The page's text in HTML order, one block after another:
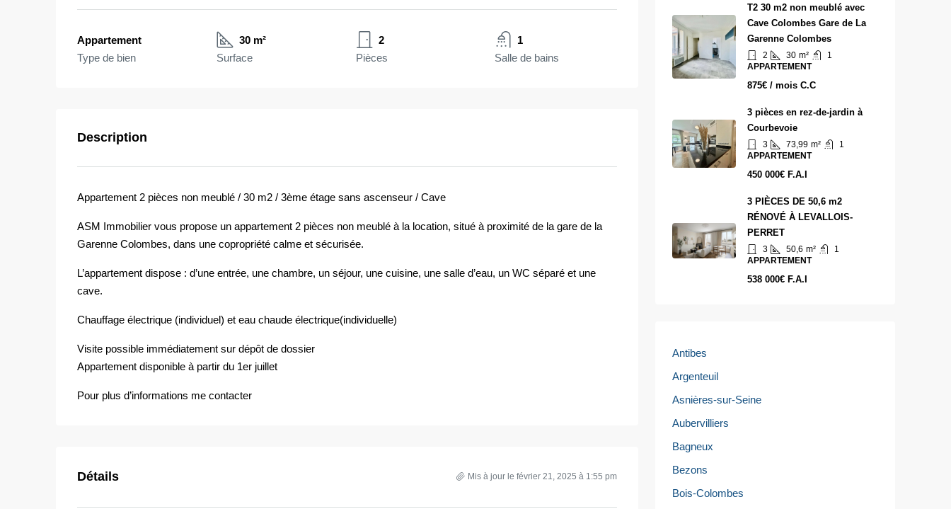
Appartement
Type de bien
30 m²
Surface
2
Pièces
1
Salle de bains
Description
Appartement 2 pièces non meublé / 30 m2 / 3ème étage sans ascenseur / Cave
ASM Immobilier vous propose un appartement 2 pièces non meublé à la location, situé à proximité de la gare de la
Garenne Colombes, dans une copropriété calme et sécurisée.
L’appartement dispose : d’une entrée, une chambre, un séjour, une cuisine, une salle d’eau, un WC séparé et une
cave.
Chauffage électrique (individuel) et eau chaude électrique(individuelle)
Visite possible immédiatement sur dépôt de dossier
Appartement disponible à partir du 1er juillet
Pour plus d’informations me contacter
Détails Mis à jour le février 21, 2025 à 1:55 pm
T2 30 m2 non meublé avec
Cave Colombes Gare de La
Garenne Colombes
2 30 m²
1
APPARTEMENT
875€ / mois C.C
3 pièces en rez-de-jardin à
Courbevoie
3 73,99 m²
1
APPARTEMENT
450 000€ F.A.I
3 PIÈCES DE 50,6 m2
RÉNOVÉ À LEVALLOIS-
PERRET
3 50,6 m²
1
APPARTEMENT
538 000€ F.A.I
Antibes
Argenteuil
Asnières-sur-Seine
Aubervilliers
Bagneux
Bezons
Bois-Colombes